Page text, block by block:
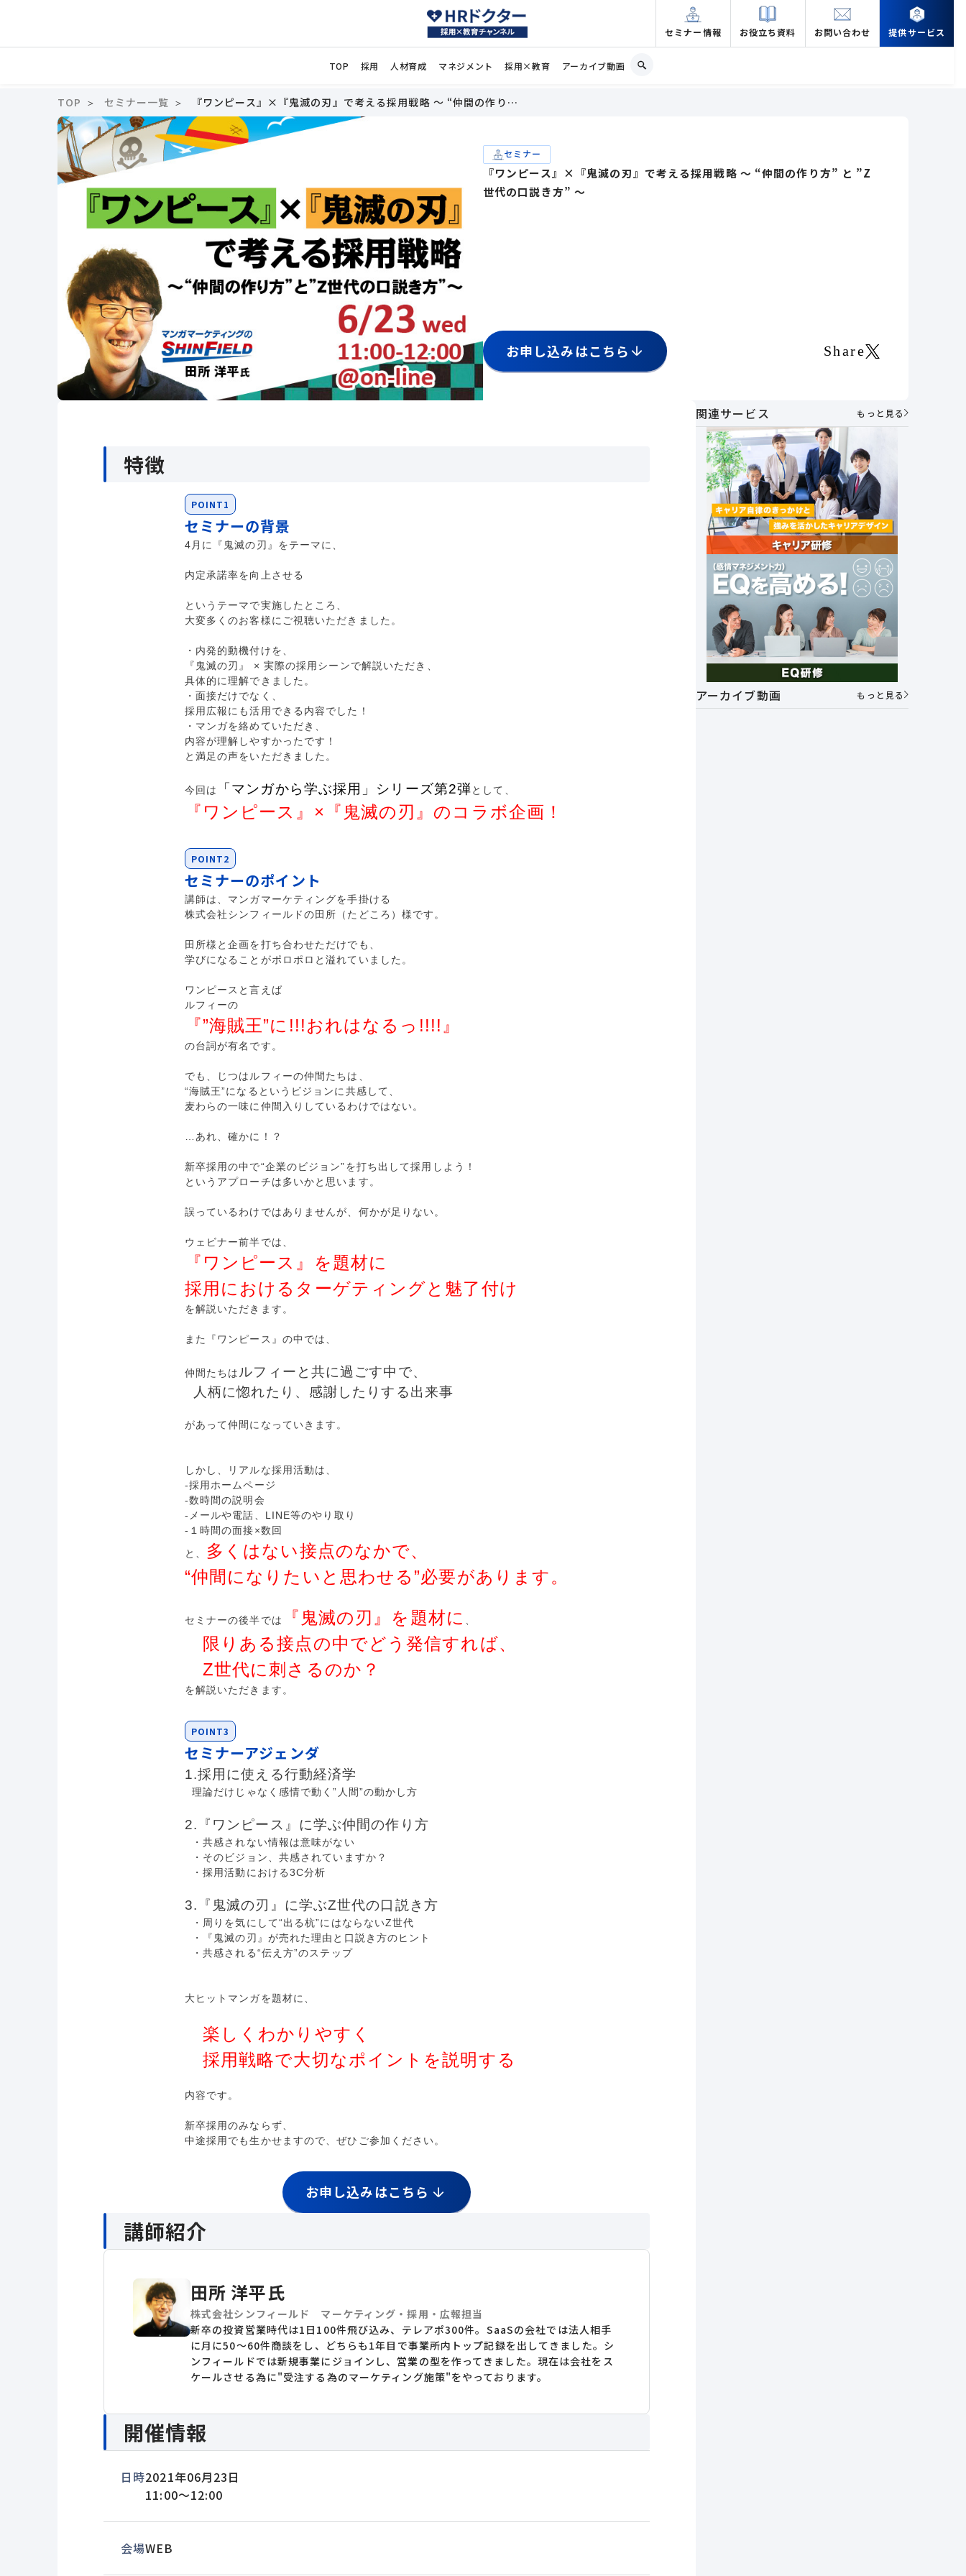
セミナー情報 お役立ち資料 お問い合わせ 提供サービス
TOP 採用 人材育成 マネジメント 採用×教育 アーカイブ動画
TOP セミナー一覧 『ワンピース』×『鬼滅の刃』で考える採用戦略 ～ “仲間の作り…
セミナー
『ワンピース』×『鬼滅の刃』で考える採用戦略 ～ “仲間の作り方” と ”Z
世代の口説き方” ～
お申し込みはこちら Share
特徴
POINT1
セミナーの背景
4月に『鬼滅の刃』をテーマに、
内定承諾率を向上させる
というテーマで実施したところ、
大変多くのお客様にご視聴いただきました。
・内発的動機付けを、
『鬼滅の刃』 × 実際の採用シーンで解説いただき、
具体的に理解できました。
・面接だけでなく、
採用広報にも活用できる内容でした！
・マンガを絡めていただき、
内容が理解しやすかったです！
と満足の声をいただきました。
今回は 「マンガから学ぶ採用」シリーズ第2弾として、
『ワンピース』×『鬼滅の刃』のコラボ企画！
POINT2
セミナーのポイント
講師は、マンガマーケティングを手掛ける
株式会社シンフィールドの田所（たどころ）様です。
田所様と企画を打ち合わせただけでも、
学びになることがポロポロと溢れていました。
ワンピースと言えば
ルフィーの
『”海賊王”に!!!おれはなるっ!!!!』
の台詞が有名です。
でも、じつはルフィーの仲間たちは、
“海賊王”になるというビジョンに共感して、
麦わらの一味に仲間入りしているわけではない。
…あれ、確かに！？
新卒採用の中で“企業のビジョン”を打ち出して採用しよう！
というアプローチは多いかと思います。
誤っているわけではありませんが、何かが足りない。
ウェビナー前半では、
『ワンピース』を題材に
採用におけるターゲティングと魅了付け
を解説いただきます。
また『ワンピース』の中では、
仲間たちは ルフィーと共に過ごす中で、
人柄に惚れたり、感謝したりする出来事
があって仲間になっていきます。
しかし、リアルな採用活動は、
-採用ホームページ
-数時間の説明会
-メールや電話、LINE等のやり取り
-１時間の面接×数回
と、
多くはない接点のなかで、
“仲間になりたいと思わせる”必要があります。
セミナーの後半では 『鬼滅の刃』を題材に
限りある接点の中でどう発信すれば、
Z世代に刺さるのか？
を解説いただきます。
POINT3
セミナーアジェンダ
1.採用に使える行動経済学
理論だけじゃなく感情で動く”人間”の動かし方
2.『ワンピース』に学ぶ仲間の作り方
・共感されない情報は意味がない
・そのビジョン、共感されていますか？
・採用活動における3C分析
3.『鬼滅の刃』に学ぶZ世代の口説き方
・周りを気にして“出る杭”にはならないZ世代
・『鬼滅の刃』が売れた理由と口説き方のヒント
・共感される“伝え方”のステップ
大ヒットマンガを題材に、
楽しくわかりやすく
採用戦略で大切なポイントを説明する
内容です。
新卒採用のみならず、
中途採用でも生かせますので、ぜひご参加ください。
お申し込みはこちら
講師紹介
田所 洋平氏
株式会社シンフィールド マーケティング・採用・広報担当
新卒の投資営業時代は1日100件飛び込み、テレアポ300件。SaaSの会社では法人相手
に月に50～60件商談をし、どちらも1年目で事業所内トップ記録を出してきました。シ
ンフィールドでは新規事業にジョインし、営業の型を作ってきました。現在は会社をス
ケールさせる為に"受注する為のマーケティング施策"をやっております。
開催情報
日時2021年06月23日
11:00～12:00
会場WEB
関連サービス もっと見る
アーカイブ動画 もっと見る